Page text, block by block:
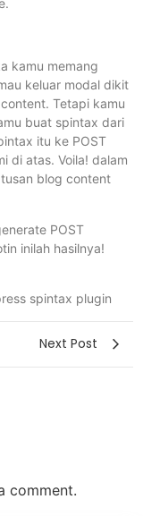
kamu memang
keluar modal dikit
Tetapi kamu
buat spintax dari
itu ke POST
di atas. Voila! dalam
blog content
POST
inilah hasilnya!
Next Post
comment.